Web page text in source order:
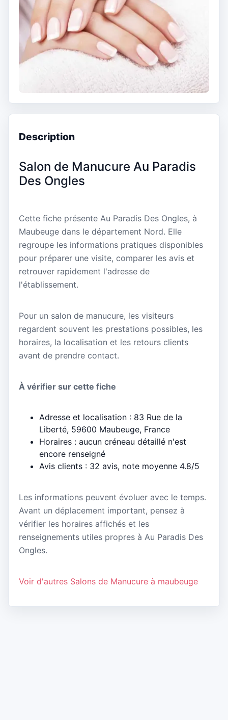
Description
Salon de Manucure Au Paradis
Des Ongles
Cette fiche présente Au Paradis Des Ongles, à
Maubeuge dans le département Nord. Elle
regroupe les informations pratiques disponibles
pour préparer une visite, comparer les avis et
retrouver rapidement l'adresse de
l'établissement.
Pour un salon de manucure, les visiteurs
regardent souvent les prestations possibles, les
horaires, la localisation et les retours clients
avant de prendre contact.
À vérifier sur cette fiche
Adresse et localisation : 83 Rue de la
Liberté, 59600 Maubeuge, France
Horaires : aucun créneau détaillé n'est
encore renseigné
Avis clients : 32 avis, note moyenne 4.8/5
Les informations peuvent évoluer avec le temps.
Avant un déplacement important, pensez à
vérifier les horaires affichés et les
renseignements utiles propres à Au Paradis Des
Ongles.
Voir d'autres Salons de Manucure à maubeuge